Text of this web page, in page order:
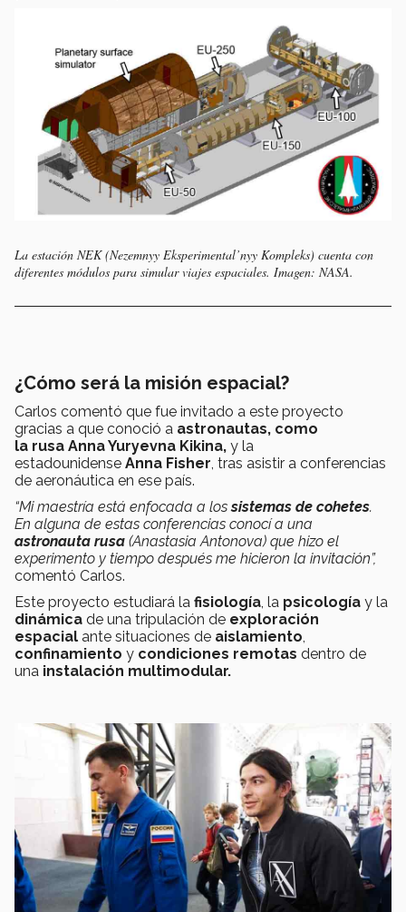
La estación NEK (Nezemnyy Eksperimental’nyy Kompleks) cuenta con
diferentes módulos para simular viajes espaciales. Imagen: NASA.
¿Cómo será la misión espacial?
Carlos comentó que fue invitado a este proyecto
gracias a que conoció a astronautas, como
la rusa Anna Yuryevna Kikina, y la
estadounidense Anna Fisher , tras asistir a conferencias
de aeronáutica en ese país.
“Mi maestría está enfocada a lossistemas de cohetes.
En alguna de estas conferencias conocí a una
astronauta rusa (Anastasia Antonova) que hizo el
experimento y tiempo después me hicieron la invitación”,
comentó Carlos.
Este proyecto estudiará la fisiología , la psicología y la
dinámica de una tripulación de exploración
espacial ante situaciones de aislamiento
confinamiento y condiciones remotas dentro de
una instalación multimodular.